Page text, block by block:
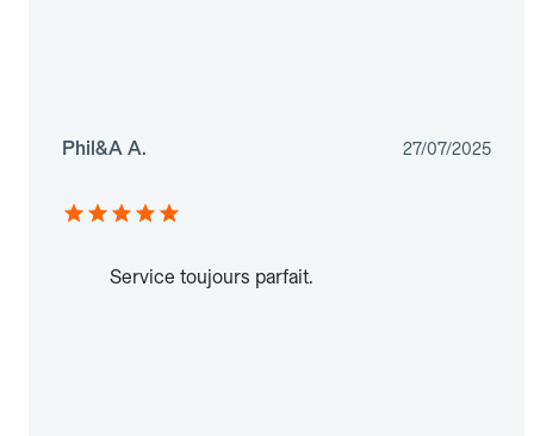
Phil&A A. 27/07/2025
Service toujours parfait.